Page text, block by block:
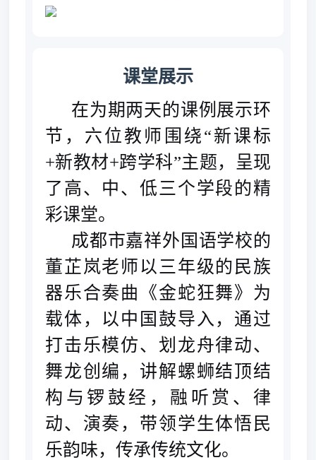
课堂展示
在为期两天的课例展示环
节，六位教师围绕“新课标
+新教材+跨学科”主题，呈现
了高、中、低三个学段的精
彩课堂。
成都市嘉祥外国语学校的
董芷岚老师以三年级的民族
器乐合奏曲《金蛇狂舞》为
载体，以中国鼓导入，通过
打击乐模仿、划龙舟律动、
舞龙创编，讲解螺蛳结顶结
构与锣鼓经，融听赏、律
动、演奏，带领学生体悟民
乐韵味，传承传统文化。